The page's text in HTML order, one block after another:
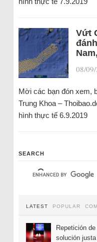
Vứt
08/
Mời các bạn đón xem,
Trung Khoa –
hình thực tế 6.9.2019
SEARCH
LATEST POPULAR
Repetición
solución